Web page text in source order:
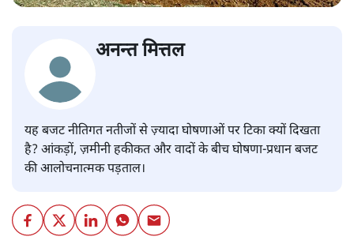
अनन्त मित्तल
यह बजट नीतिगत नतीजों से ज़्यादा घोषणाओं पर टिका क्यों दिखता
है? आंकड़ों, ज़मीनी हकीकत और वादों के बीच घोषणा-प्रधान बजट
की आलोचनात्मक पड़ताल।